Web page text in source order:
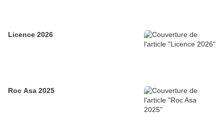
Licence 2026
Roc Asa 2025